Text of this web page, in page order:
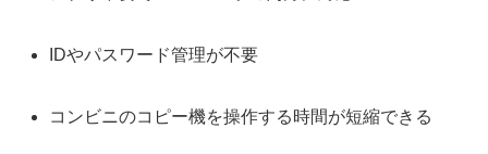
IDやパスワード管理が不要
コンビニのコピー機を操作する時間が短縮できる